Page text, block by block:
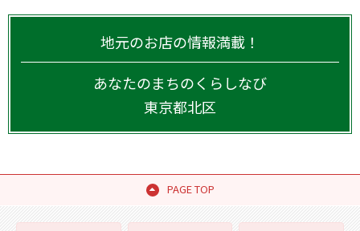
地元のお店の情報満載！
あなたのまちのくらしなび
東京都北区
PAGE TOP